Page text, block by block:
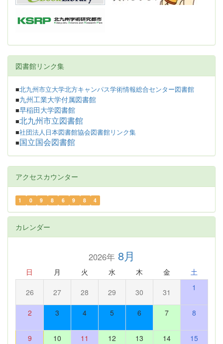
図書館リンク集
■北九州市立大学北方キャンパス学術情報総合センター図書館
■九州工業大学付属図書館
■早稲田大学図書館
■北九州市立図書館
■社団法人日本図書館協会図書館リンク集
■ 国立国会図書館
アクセスカウンター
1 0 9 8 6 9 8 4
カレンダー
2026年8月
日 月 火 水 木 金 土
26 27 28 29 30 31 1
2 3 4 5 6 7 8
9 10 11 12 13 14 15